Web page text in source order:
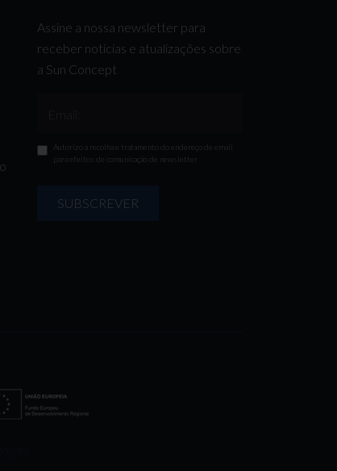
Assine a nossa newsletter para
receber notícias e atualizações sobre
a Sun Concept
Autorizo a recolha e tratamento do endereço de email
para efeitos de comunicação de newsletter
SUBSCREVER